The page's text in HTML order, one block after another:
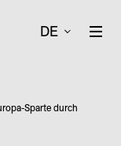
DE
Sparte durch